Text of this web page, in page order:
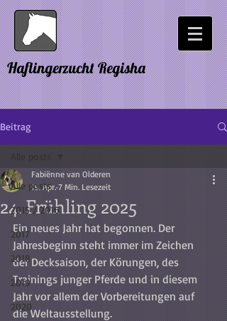
Haflingerzucht Regisha
Beitrag
Alle posts
2015 / 2016
2017
2018
2019
2020
Alle posts
24. Frühling 2025
Fabiënne van Olderen
19. Apr. 7 Min. Lesezeit
Ein neues Jahr hat begonnen. Der
Jahresbeginn steht immer im Zeichen
der Decksaison, der Körungen, des
Trainings junger Pferde und in diesem
Jahr vor allem der Vorbereitungen auf
die Weltausstellung.